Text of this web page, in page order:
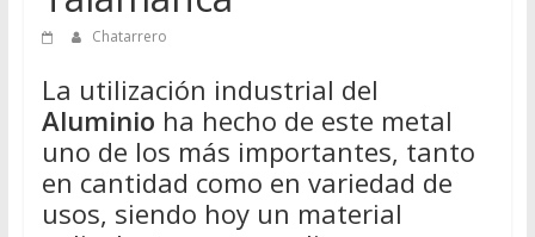
Chatarrero
La utilización industrial del
Aluminio ha hecho de este metal
uno de los más importantes, tanto
en cantidad como en variedad de
usos, siendo hoy un material